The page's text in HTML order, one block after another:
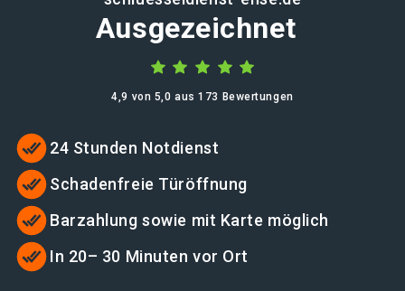
Ausgezeichnet
4,9 von 5,0 aus 173 Bewertungen
24 Stunden Notdienst
Schadenfreie Türöffnung
Barzahlung sowie mit Karte möglich
In 20– 30 Minuten vor Ort